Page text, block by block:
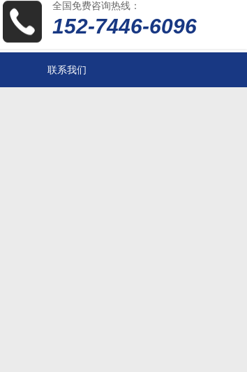
全国免费咨询热线：
152-7446-6096
联系我们